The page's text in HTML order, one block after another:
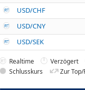
USD/CHF
USD/CNY
USD/SEK
Realtime Verzögert
Schlusskurs
Zur